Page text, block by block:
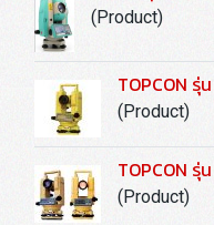
(Product)
TOPCON รุ่
(Product)
TOPCON รุ่
(Product)